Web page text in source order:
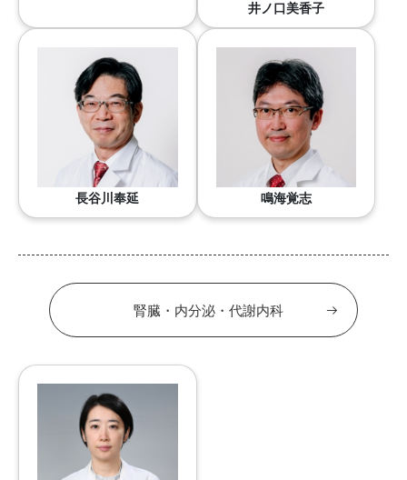
井ノ口美香子
長谷川奉延 鳴海覚志
腎臓・内分泌・代謝内科